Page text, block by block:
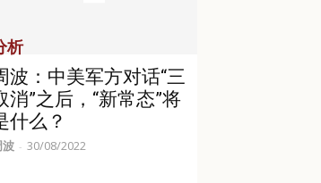
析
波：中美军方对话“三
消”之后，“新常态”将
什么？
波 - 30/08/2022